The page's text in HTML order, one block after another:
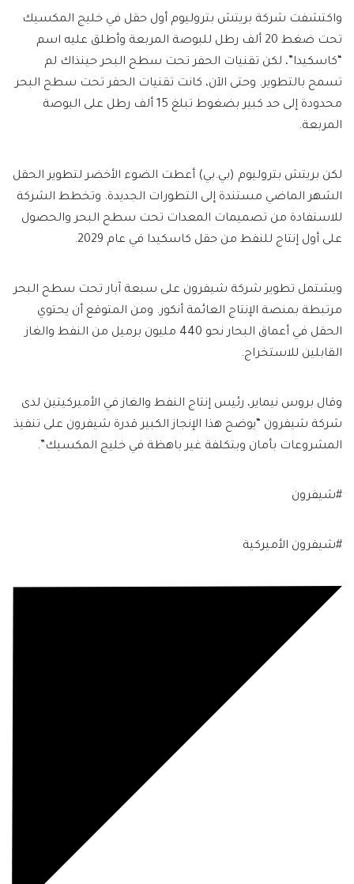
واكتشفت شركة بريتش بتروليوم أول حقل في خليج المكسيك
تحت ضغط 20 ألف رطل للبوصة المربعة وأطلق عليه اسم
“كاسكيدا”، لكن تقنيات الحفر تحت سطح البحر حينذاك لم
تسمح بالتطوير. وحتى الآن، كانت تقنيات الحفر تحت سطح البحر
محدودة إلى حد كبير بضغوط تبلغ 15 ألف رطل على البوصة
المربعة.
لكن بريتش بتروليوم (بي.بي) أعطت الضوء الأخضر لتطوير الحقل
الشهر الماضي مستندة إلى التطورات الجديدة. وتخطط الشركة
للاستفادة من تصميمات المعدات تحت سطح البحر والحصول
على أول إنتاج للنفط من حقل كاسكيدا في عام 2029.
ويشتمل تطوير شركة شيفرون على سبعة آبار تحت سطح البحر
مرتبطة بمنصة الإنتاج العائمة أنكور. ومن المتوقع أن يحتوي
الحقل في أعماق البحار نحو 440 مليون برميل من النفط والغاز
القابلين للاستخراج.
وقال بروس نيماير، رئيس إنتاج النفط والغاز في الأميركيتين لدى
شركة شيفرون “يوضح هذا الإنجاز الكبير قدرة شيفرون على تنفيذ
المشروعات بأمان وبتكلفة غير باهظة في خليج المكسيك”.
#شيفرون
#شيفرون الأميركية